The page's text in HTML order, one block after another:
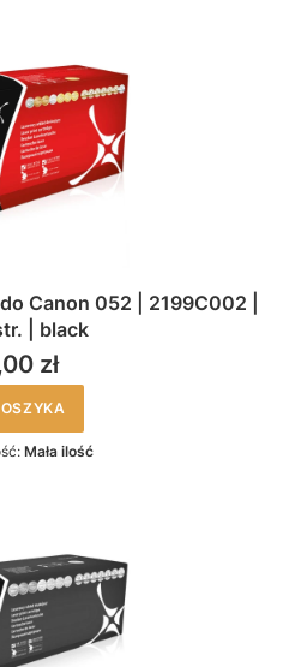
Canon 052 | 2199C002 |
| black
zł
Mała ilość